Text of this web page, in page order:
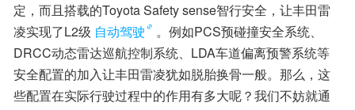
定，而且搭载的Toyota Safety sense智行安全，让丰田雷
凌实现了L2级 自动驾驶
。例如PCS预碰撞安全系统、
DRCC动态雷达巡航控制系统、LDA车道偏离预警系统等
安全配置的加入让丰田雷凌犹如脱胎换骨一般。那么，这
些配置在实际行驶过程中的作用有多大呢？我们不妨就通